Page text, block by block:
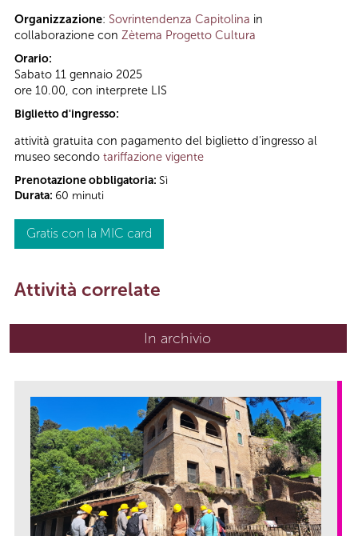
Organizzazione: Sovrintendenza Capitolina in
collaborazione con Zètema Progetto Cultura
Orario:
Sabato 11 gennaio 2025
ore 10.00, con interprete LIS
Biglietto d'ingresso:
attività gratuita con pagamento del biglietto d’ingresso al
museo secondo tariffazione vigente
Prenotazione obbligatoria: Sì
Durata: 60 minuti
Gratis con la MIC card
Attività correlate
In archivio